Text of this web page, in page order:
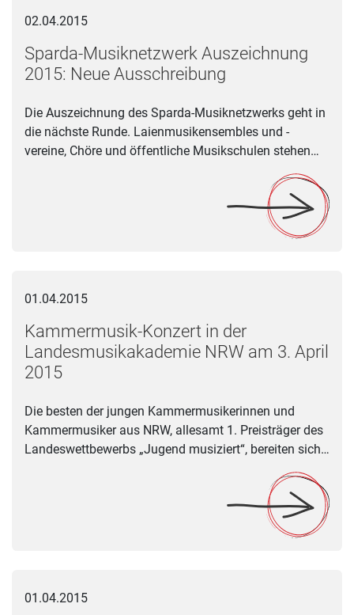
02.04.2015
Sparda-Musiknetzwerk Auszeichnung
2015: Neue Ausschreibung
Die Auszeichnung des Sparda-Musiknetzwerks geht in
die nächste Runde. Laienmusikensembles und -
vereine, Chöre und öffentliche Musikschulen stehen…
01.04.2015
Kammermusik-Konzert in der
Landesmusikakademie NRW am 3. April
2015
Die besten der jungen Kammermusikerinnen und
Kammermusiker aus NRW, allesamt 1. Preisträger des
Landeswettbewerbs „Jugend musiziert“, bereiten sich…
01.04.2015